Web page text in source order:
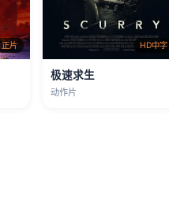
正片 HD中字
极速求生
动作片